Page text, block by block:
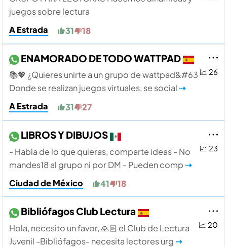
juegos sobre lectura
A Estrada
31 18
📈 26
ENAMORADO DE TODO WATTPAD
📚💖 ¿Quieres unirte a un grupo de wattpad&#63
Donde se realizan juegos virtuales, se social ⇢
A Estrada
31 27
📈 23
LIBROS Y DIBUJOS
- Habla de lo que quieras, comparte ideas - No
mandes18 al grupo ni por DM - Pueden comp ⇢
Ciudad de México
41 18
📈 20
Bibliófagos Club Lectura
Hola, necesito un favor, 🙏🏻 el Club de Lectura
Juvenil -Bibliófagos- necesita lectores urg ⇢